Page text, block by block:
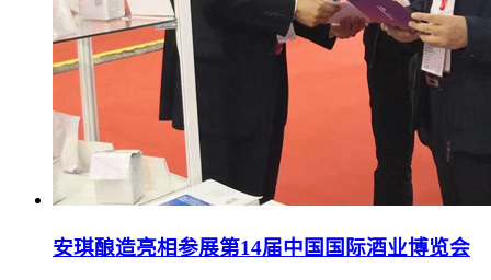
安琪酿造亮相参展第14届中国国际酒业博览会